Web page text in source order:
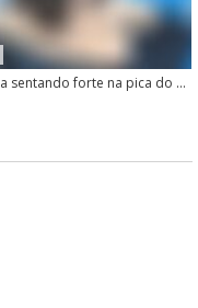
Novinha sentando forte na pica do cachorro no vídeo vazado